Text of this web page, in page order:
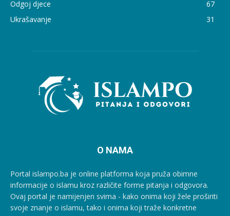
Odgoj djece
67
Ukrašavanje
31
O NAMA
Portal islampo.ba je online platforma koja pruža obimne
informacije o islamu kroz različite forme pitanja i odgovora.
Ovaj portal je namijenjen svima - kako onima koji žele proširiti
svoje znanje o islamu, tako i onima koji traže konkretne